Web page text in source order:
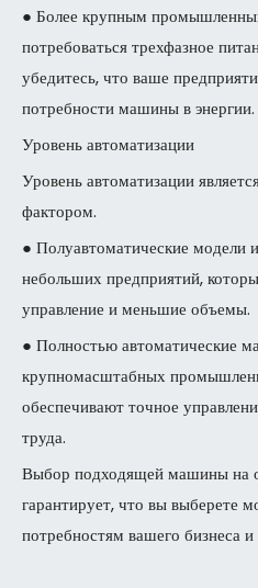
● Более крупным
потребоваться трехфазное
убедитесь, что ваше
потребности машины в энергии.
Уровень автоматизации
Уровень автоматизации
фактором.
● Полуавтоматические модели
небольших предприятий,
управление и меньшие объемы.
● Полностью автоматические
крупномасштабных
обеспечивают точное
труда.
Выбор подходящей машины на
гарантирует, что вы выберете
потребностям вашего бизнеса